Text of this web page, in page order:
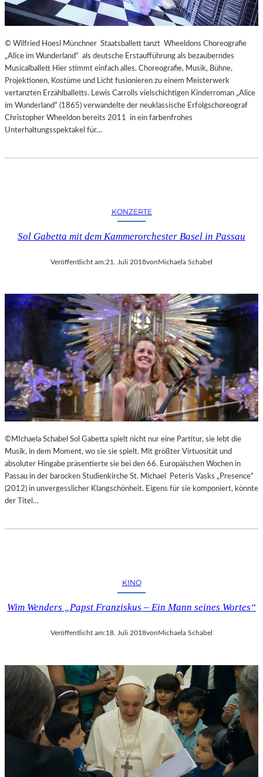
© Wilfried Hoesl Münchner Staatsballett tanzt Wheeldons Choreografie
„Alice im Wunderland“ als deutsche Erstaufführung als bezauberndes
Musicalballett Hier stimmt einfach alles. Choreografie, Musik, Bühne,
Projektionen, Kostüme und Licht fusionieren zu einem Meisterwerk
vertanzten Erzählballetts. Lewis Carrolls vielschichtigen Kinderroman „Alice
im Wunderland“ (1865) verwandelte der neuklassische Erfolgschoreograf
Christopher Wheeldon bereits 2011 in ein farbenfrohes
Unterhaltungsspektakel für…
KONZERTE
Sol Gabetta mit dem Kammerorchester Basel in Passau
Veröffentlicht am:21. Juli 2018vonMichaela Schabel
©MIchaela Schabel Sol Gabetta spielt nicht nur eine Partitur, sie lebt die
Musik, in dem Moment, wo sie sie spielt. Mit größter Virtuosität und
absoluter Hingabe präsentierte sie bei den 66. Europäischen Wochen in
Passau in der barocken Studienkirche St. Michael Peteris Vasks „Presence“
(2012) in unvergesslicher Klangschönheit. Eigens für sie komponiert, könnte
der Titel…
KINO
Wim Wenders „Papst Franziskus – Ein Mann seines Wortes“
Veröffentlicht am:18. Juli 2018von Michaela Schabel